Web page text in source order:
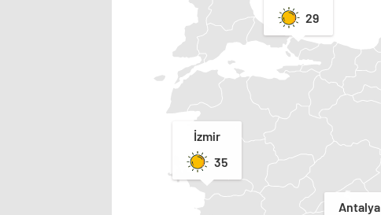
29
İzmir
35
Antalya